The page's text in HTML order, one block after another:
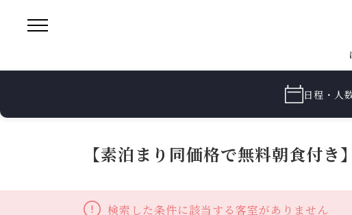
日程・人
【素泊まり同価格で無料朝食付
検索した条件に該当する客室がありません